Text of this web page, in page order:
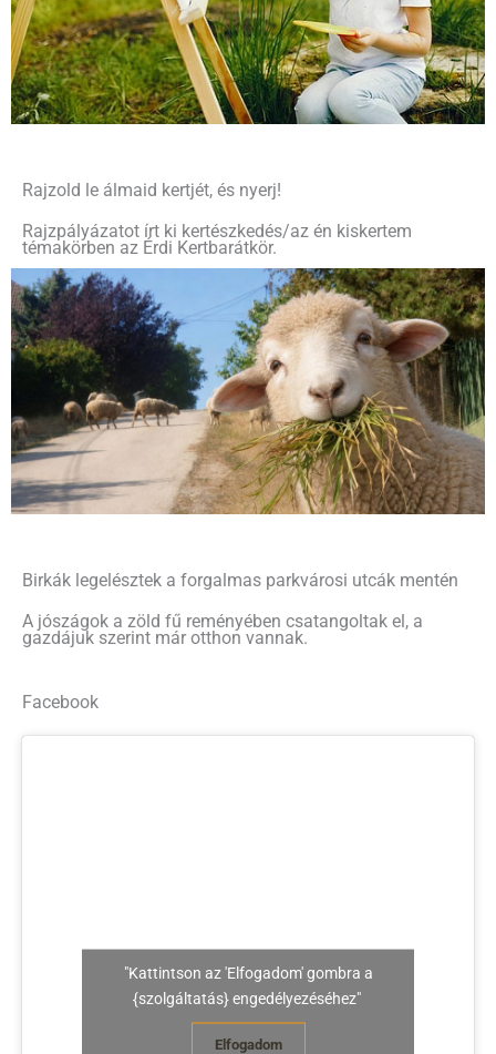
Rajzold le álmaid kertjét, és nyerj!
Rajzpályázatot írt ki kertészkedés/az én kiskertem
témakörben az Érdi Kertbarátkör.
Birkák legelésztek a forgalmas parkvárosi utcák mentén
A jószágok a zöld fű reményében csatangoltak el, a
gazdájuk szerint már otthon vannak.
Facebook
"Kattintson az 'Elfogadom' gombra a
{szolgáltatás} engedélyezéséhez"
Elfogadom